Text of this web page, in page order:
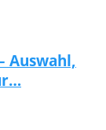
Auswahl,